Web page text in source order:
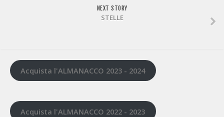
NEXT STORY
STELLE
Acquista l'ALMANACCO 2023 - 2024
Acquista l'ALMANACCO 2022 - 2023